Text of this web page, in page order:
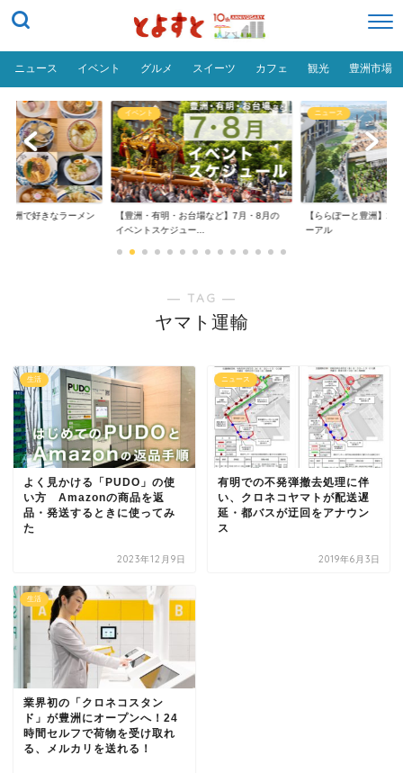
ニュース イベント グルメ スイーツ カフェ 観光 豊洲市場
豊洲で好きなラーメン
イベント
【豊洲・有明・お台場など】7月・8月の
イベントスケジュー...
ニュース
【ららぽーと豊洲】
ーアル
― TAG ―
ヤマト運輸
生活
よく見かける「PUDO」の使
い方 Amazonの商品を返
品・発送するときに使ってみ
た
2023年12月9日
ニュース
有明での不発弾撤去処理に伴
い、クロネコヤマトが配送遅
延・都バスが迂回をアナウン
ス
2019年6月3日
生活
業界初の「クロネコスタン
ド」が豊洲にオープンへ！24
時間セルフで荷物を受け取れ
る、メルカリを送れる！